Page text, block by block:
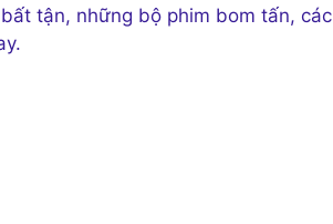
tận, những bộ phim bom tấn, các